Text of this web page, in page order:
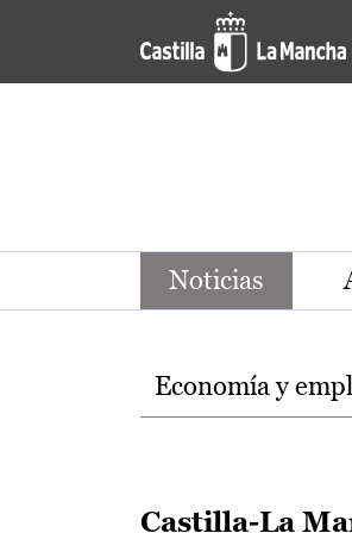
Pasar al contenido principal
Noticias de la
Noticias
Temas
Economía y
Castilla-La